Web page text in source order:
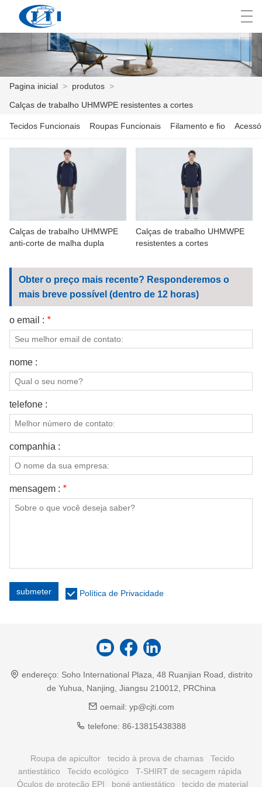
PAGINA INICIAL
COSTUMIZAÇÃO
INDÚSTRIA
FALE CONOSCO
VÍDEOS
العربية česky Deutsch
Pagina inicial > produtos >
Calças de trabalho UHMWPE resistentes a cortes
Tecidos Funcionais Roupas Funcionais Filamento e fio
Calças de trabalho UHMWPE
anti-corte de malha dupla
Calças de trabalho UHMWPE
resistentes a cortes
Obter o preço mais recente? Responderemos o
mais breve possível (dentro de 12 horas)
o email : *
nome :
telefone :
companhia :
mensagem : *
submeter Política de Privacidade
endereço: Soho International Plaza, 48 Ruanjian Road, distrito
de Yuhua, Nanjing, Jiangsu 210012, PRChina
oemail: yp@cjti.com
telefone: 86-13815438388
Roupa de apicultor tecido à prova de chamas
Tecido
antiestático
Tecido ecológico
T-SHIRT de secagem rápida
Óculos de proteção EPI
boné antiestático tecido de material